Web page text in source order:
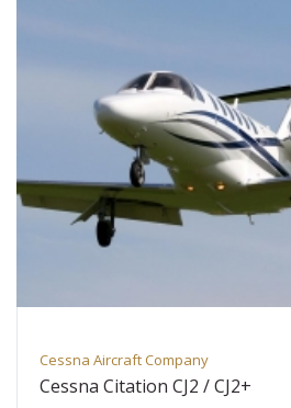
Cessna Aircraft Company
Cessna Citation CJ2 / CJ2+